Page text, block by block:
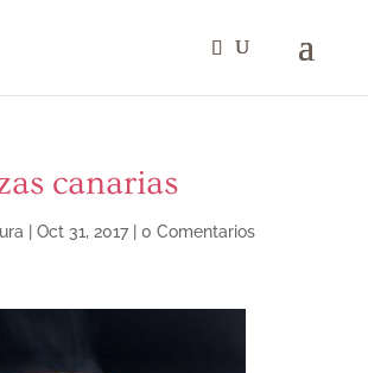
canarias
Oct 31, 2017| 0 Comentarios